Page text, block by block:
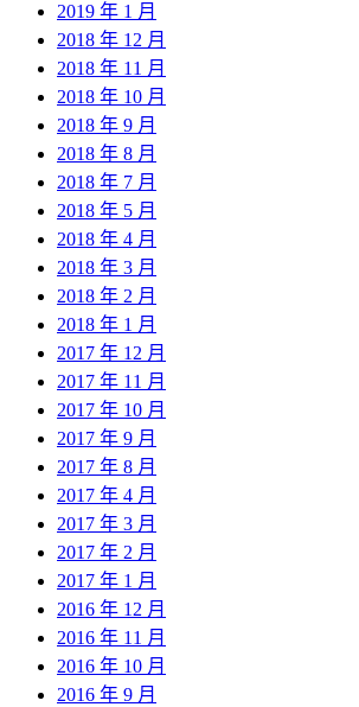
2019 年 1 月
2018 年 12 月
2018 年 11 月
2018 年 10 月
2018 年 9 月
2018 年 8 月
2018 年 7 月
2018 年 5 月
2018 年 4 月
2018 年 3 月
2018 年 2 月
2018 年 1 月
2017 年 12 月
2017 年 11 月
2017 年 10 月
2017 年 9 月
2017 年 8 月
2017 年 4 月
2017 年 3 月
2017 年 2 月
2017 年 1 月
2016 年 12 月
2016 年 11 月
2016 年 10 月
2016 年 9 月